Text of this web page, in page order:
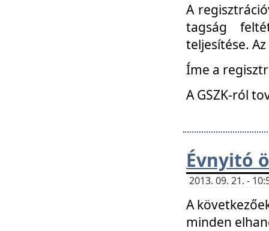
A
tagság
teljesítése.
Íme a
A GSZK-ról
Évnyitó
2013. 09. 21. -
A
minden